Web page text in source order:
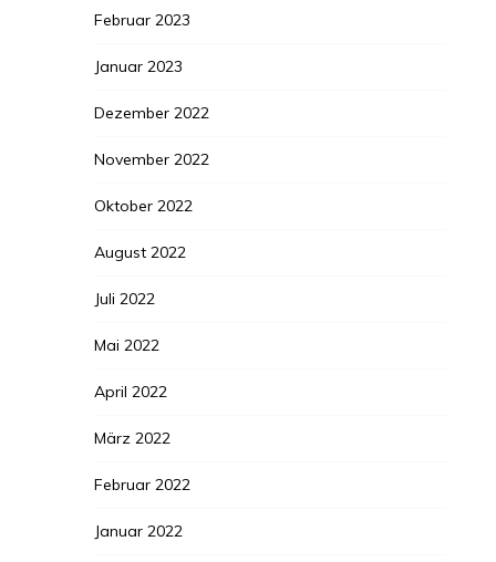
Februar 2023
Januar 2023
Dezember 2022
November 2022
Oktober 2022
August 2022
Juli 2022
Mai 2022
April 2022
März 2022
Februar 2022
Januar 2022